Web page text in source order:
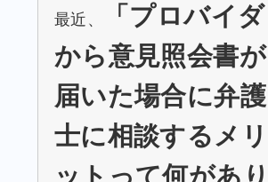
最近、
「プロバイダ
から意見照会書が
届いた場合に弁護
士に相談するメリ
ットって何があり